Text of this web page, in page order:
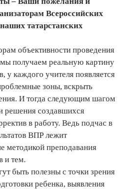
Всероссийских
татарстанских
объективности проведения
получаем реальную картину
у каждого учителя появляется
зоны, вскрыть
И тогда следующим шагом
решения создавшихся
в работу. Ведь подчас в
ВПР лежит
методикой преподавания
и тем.
быть полезны с точки зрения
ребенка, выявления